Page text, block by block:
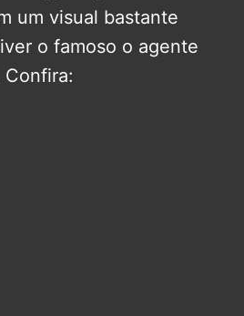
um visual bastante
o famoso o agente
Confira: